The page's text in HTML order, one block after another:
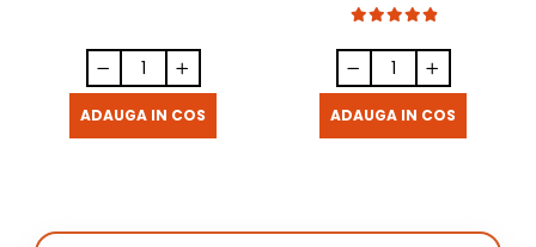
ADAUGA IN COS ADAUGA IN COS